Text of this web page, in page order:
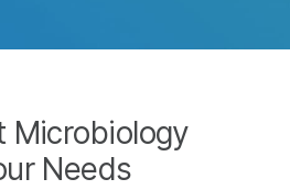
Microbiology
Needs